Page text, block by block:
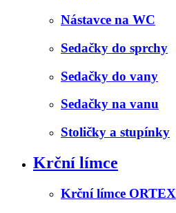
Nástavce na WC
Sedačky do sprchy
Sedačky do vany
Sedačky na vanu
Stoličky a stupínky
Krční límce
Krční límce ORTEX